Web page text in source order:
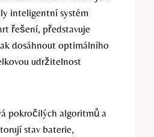
inteligentní systém
řešení, představuje
dosáhnout optimálního
udržitelnost
pokročilých algoritmů a
stav baterie,